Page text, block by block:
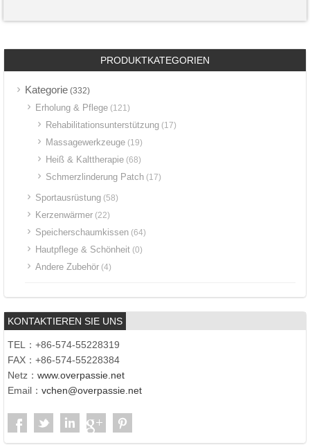
PRODUKTKATEGORIEN
Kategorie (332)
Erholung & Pflege (121)
Rehabilitationsunterstützung (17)
Massagewerkzeuge (19)
Heiß & Kalttherapie (68)
Schmerzlinderung Patch (17)
Sportausrüstung (58)
Kerzenwärmer (22)
Speicherschaumkissen (64)
Hautpflege & Schönheit (0)
Andere Zubehör (4)
KONTAKTIEREN SIE UNS
TEL：+86-574-55228319
FAX：+86-574-55228384
Netz： www.overpassie.net
Email： vchen@overpassie.net